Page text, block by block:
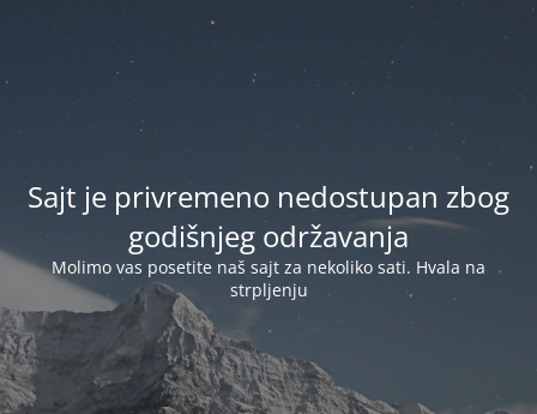
Sajt je privremeno nedostupan zbog
godišnjeg održavanja
Molimo vas posetite naš sajt za nekoliko sati. Hvala na
strpljenju